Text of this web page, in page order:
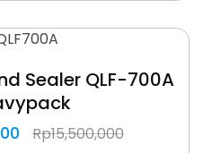
Sealer QLF-700A
Rp15,500,000